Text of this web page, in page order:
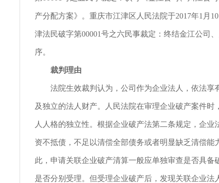
产分配方案》。重庆市江津区人民法院于2017年1月
津法民破字第00001号之六民事裁定：终结金江公司
序。
裁判理由
法院生效裁判认为，公司作为企业法人，依法享
及独立的法人财产。人民法院在审理企业破产案件时
人人格的独立性。根据企业破产法第二条规定，企业
资不抵债，不足以清偿全部债务或者明显缺乏清偿能
此，申请关联企业破产清算一般应单独审查是否具备
是否分别受理。但受理企业破产后，发现关联企业法